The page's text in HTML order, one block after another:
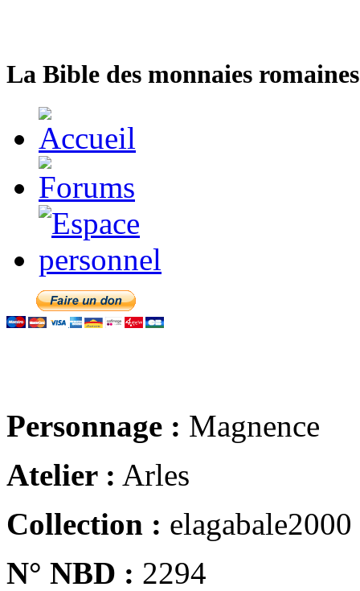
La Bible des monnaies
Personnage : Magnence
Atelier : Arles
Collection : elagabale2000
N° NBD : 2294